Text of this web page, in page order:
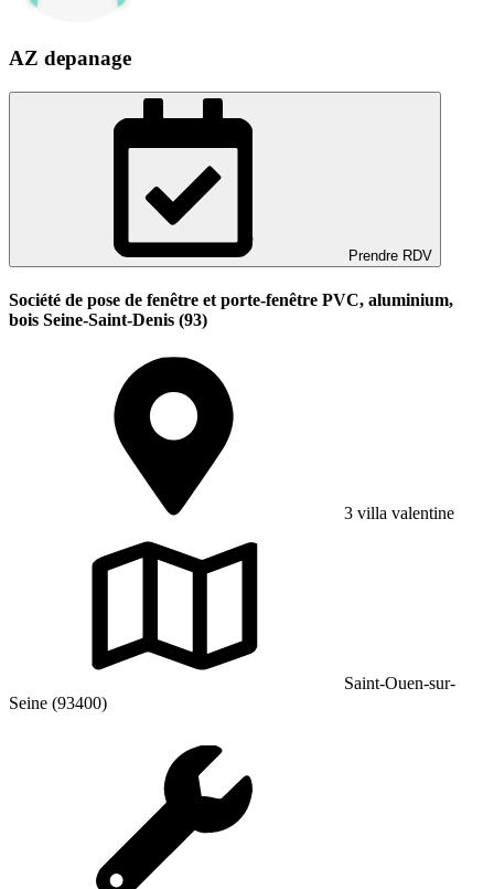
AZ depanage
Prendre RDV
Société de pose de fenêtre et porte-fenêtre PVC, aluminium,
bois Seine-Saint-Denis (93)
3 villa valentine
Saint-Ouen-sur-
Seine (93400)